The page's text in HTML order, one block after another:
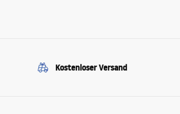
Kostenloser Versand